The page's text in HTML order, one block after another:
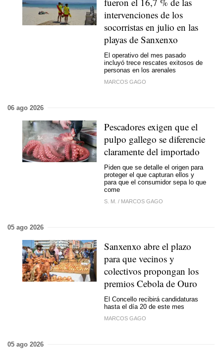
intervenciones de los
socorristas en julio en las
playas de Sanxenxo
El operativo del mes pasado
incluyó trece rescates exitosos de
personas en los arenales
MARCOS GAGO
06 ago 2026
Pescadores exigen que el
pulpo gallego se diferencie
claramente del importado
Piden que se detalle el origen para
proteger el que capturan ellos y
para que el consumidor sepa lo que
come
S. M. / MARCOS GAGO
05 ago 2026
Sanxenxo abre el plazo
para que vecinos y
colectivos propongan los
premios Cebola de Ouro
El Concello recibirá candidaturas
hasta el día 20 de este mes
MARCOS GAGO
05 ago 2026